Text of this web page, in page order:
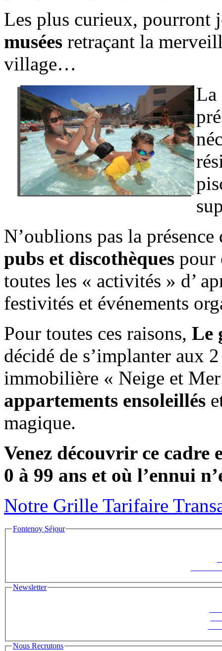
Les plus curieux, pourront
musées retraçant la
village…
La
N’oublions pas la
pubs et discothèques pour
toutes les « activités » d’
festivités et événements
Pour toutes ces raisons, Le
décidé de s’implanter aux
immobilière « Neige et
appartements ensoleillés
magique.
Venez découvrir ce cadre
0 à 99 ans et où l’ennui
Notre Grille Tarifaire
Fontenoy Séjour
Newsletter
Nous Recrutons